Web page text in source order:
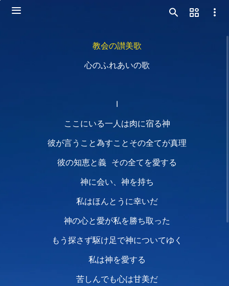
教会の讃美歌
心のふれあいの歌
Ⅰ
ここにいる一人は肉に宿る神
彼が言うこと為すことその全てが真理
彼の知恵と義 その全てを愛する
神に会い、神を持ち
私はほんとうに幸いだ
神の心と愛が私を勝ち取った
もう探さず駆け足で神についてゆく
私は神を愛する
苦しんでも心は甘美だ